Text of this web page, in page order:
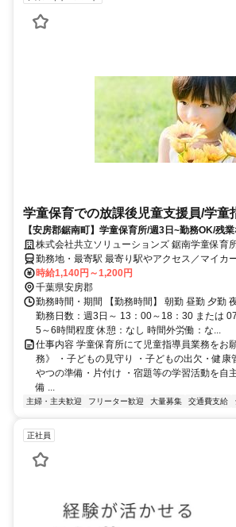
学童保育での放課後児童支援員/学童
【安房郡鋸南町】学童保育所/週3日~勤務OK/残
資格･未経験の方も安心♪
株式会社共立ソリューションズ 鋸南学童保育
勤務地・最寄駅 最寄り駅やアクセス／マイカ
JR内房線 安房勝山駅 徒歩8分 JR内房線 岩井駅
時給1,140円～1,200円
千葉県安房郡
勤務時間・期間 【勤務時間】 朝勤 昼勤 夕勤
勤務日数：週3日～ 13：00～18：30 または
5～6時間程度 休憩：なし 時間外労働：な...
仕事内容 学童保育所にて児童指導員業務をお
務》 ・子どもの見守り ・子どもの出欠・健康
やつの準備・片付け ・宿題等の学習活動を自
備 ...
主婦・主夫歓迎 フリーター歓迎 大量募集 交通費支給
正社員